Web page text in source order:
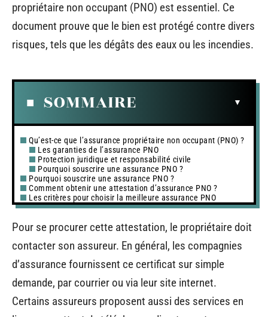
propriétaire non occupant (PNO) est essentiel. Ce
document prouve que le bien est protégé contre divers
risques, tels que les dégâts des eaux ou les incendies.
SOMMAIRE
Qu’est-ce que l’assurance propriétaire non occupant (PNO) ?
Les garanties de l’assurance PNO
Protection juridique et responsabilité civile
Pourquoi souscrire une assurance PNO ?
Pourquoi souscrire une assurance PNO ?
Comment obtenir une attestation d’assurance PNO ?
Les critères pour choisir la meilleure assurance PNO
Pour se procurer cette attestation, le propriétaire doit
contacter son assureur. En général, les compagnies
d’assurance fournissent ce certificat sur simple
demande, par courrier ou via leur site internet.
Certains assureurs proposent aussi des services en